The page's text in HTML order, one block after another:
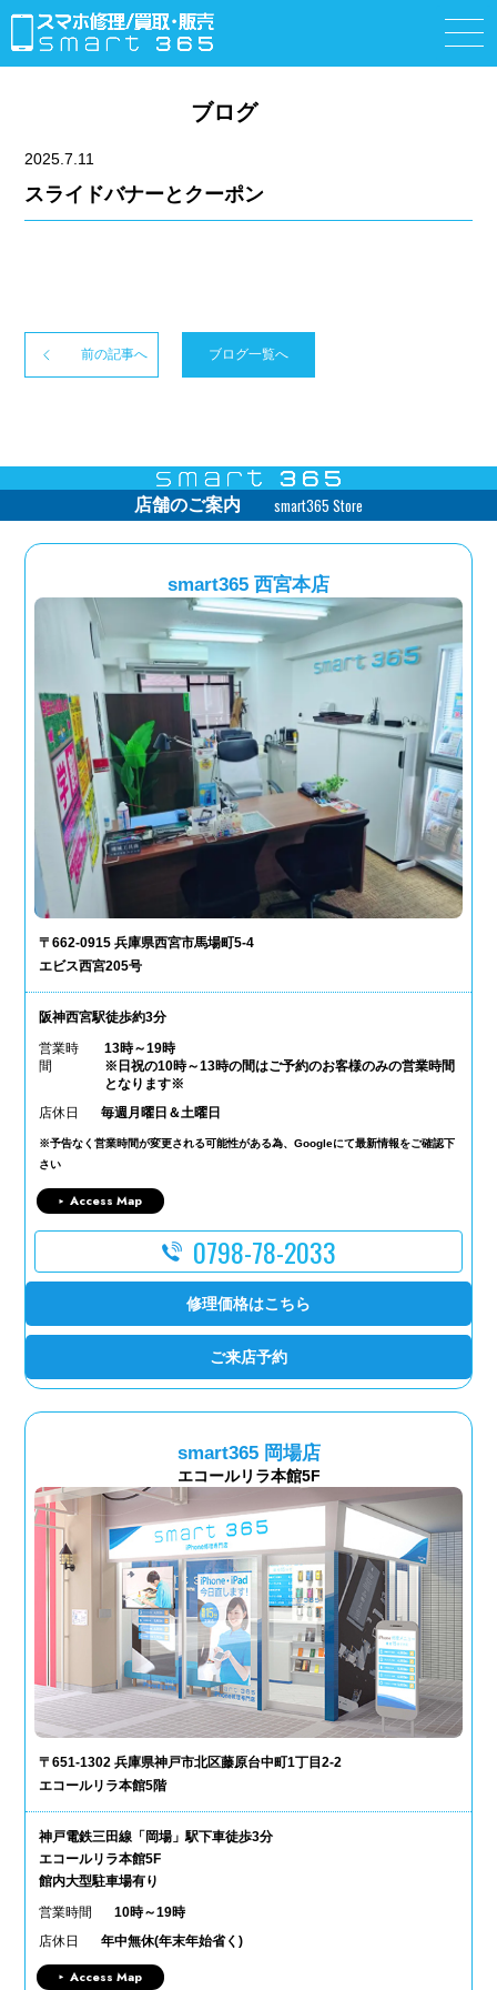
ブログ
2025.7.11
スライドバナーとクーポン
前の記事へ ブログ一覧へ
店舗のご案内 smart365 Store
smart365 西宮本店
〒662-0915 兵庫県西宮市馬場町5-4
エビス西宮205号
阪神西宮駅徒歩約3分
営業時
間
13時～19時
※日祝の10時～13時の間はご予約のお客様のみの営業時間
となります※
店休日
毎週月曜日＆土曜日
※予告なく営業時間が変更される可能性がある為、Googleにて最新情報をご確認下
さい
Access Map
0798-78-2033
修理価格はこちら
ご来店予約
smart365 岡場店
エコールリラ本館5F
〒651-1302 兵庫県神戸市北区藤原台中町1丁目2-2
エコールリラ本館5階
神戸電鉄三田線「岡場」駅下車徒歩3分
エコールリラ本館5F
館内大型駐車場有り
営業時間
10時～19時
店休日
年中無休(年末年始省く)
Access Map